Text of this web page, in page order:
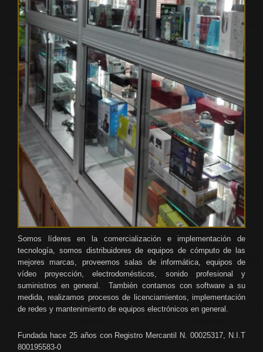
Somos líderes en la comercialización e implementación de
tecnología, somos distribuidores de equipos de cómputo de las
mejores marcas, proveemos salas de informática, equipos de
vídeo proyección, electrodomésticos, sonido profesional y
suministros en general. También contamos con software a su
medida, realizamos procesos de licenciamientos, implementación
de redes y mantenimiento de equipos electrónicos en general.
Fundada hace 25 años con Registro Mercantil N. 00025317, N.I.T
800195583-0